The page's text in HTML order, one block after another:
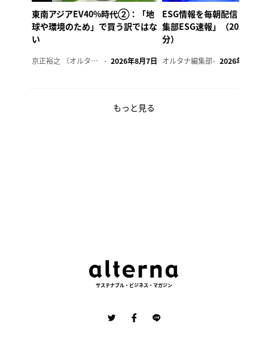
東南アジアEV40%時代②：「地
球や環境のため」で買う訳ではな
い
京正裕之 （オルタナ副編集長） 2026年8月7日
ESG情報を毎朝配信「オル
集部ESG速報」（2026年8
分）
オルタナ編集部 2026年8月7日
もっと見る
サステナブル・ビジネス・マガジン